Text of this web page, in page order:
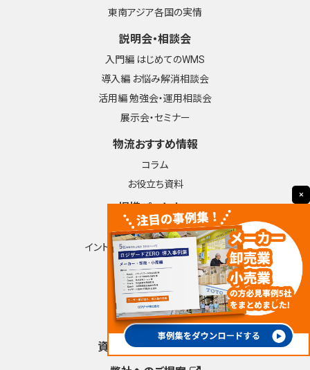
東南アジア各国の実情
説明会・相談会
入門編 はじめてのWMS
導入編 お悩み解消相談会
活用編 勉強会・運用相談会
展示会・セミナー
物流おすすめ情報
コラム
お役立ち資料
提携パートナー
パートナー制度とは？
イントロダクションパートナー制度
よくあるご質問
導入事例
簡易版資料DL一覧
資料請求・お問い合わせ
×